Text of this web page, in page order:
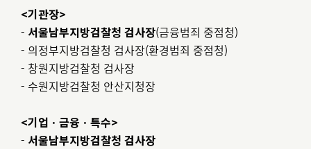
<기관장>
- 서울남부지방검찰청 검사장(금융범죄 중점청)
- 의정부지방검찰청 검사장(환경범죄 중점청)
- 창원지방검찰청 검사장
- 수원지방검찰청 안산지청장
<기업ㆍ금융ㆍ특수>
- 서울남부지방검찰청 검사장